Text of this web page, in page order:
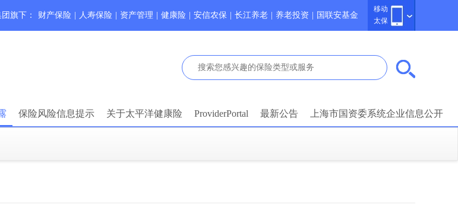
移动
太保
旗下： 财产保险 人寿保险 资产管理 健康险 安信农保 长江养老 养老投资 国联安基金
保险风险信息提示 关于太平洋健康险 ProviderPortal 最新公告 上海市国资委系统企业信息公开